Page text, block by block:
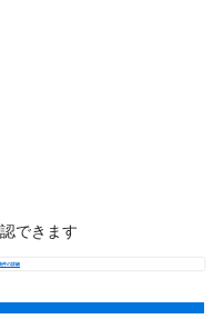
できます
件の詳細